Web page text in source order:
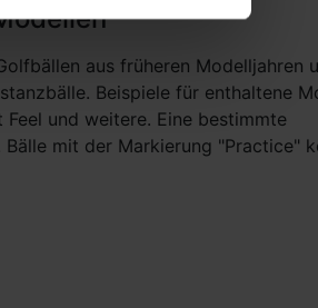
aus früheren Modelljahren
Beispiele für enthaltene
und weitere. Eine bestimmte
mit der Markierung "Practice"